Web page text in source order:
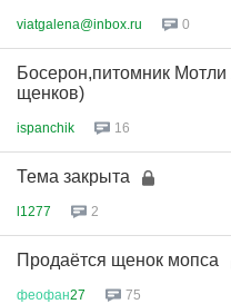
viatgalena@inbox.ru 0
Босерон,питомник
щенков)
ispanchik 16
Тема закрыта
l1277 2
Продаётся щенок мопса
феофан27 75